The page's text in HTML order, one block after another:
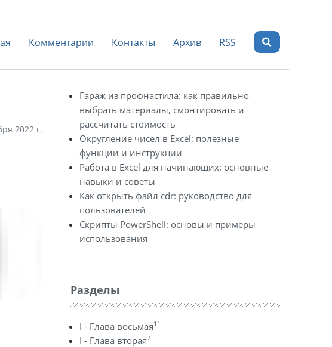
Комментарии Контакты Архив RSS
2022 г.
Гараж из профнастила: как правильно
выбрать материалы, смонтировать и
рассчитать стоимость
Округление чисел в Excel: полезные
функции и инструкции
Работа в Excel для начинающих: основные
навыки и советы
Как открыть файл cdr: руководство для
пользователей
Скрипты PowerShell: основы и примеры
использования
Разделы
I - Глава восьмая11
I - Глава вторая7